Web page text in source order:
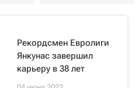
Рекордсмен Евролиги
Янкунас завершил
карьеру в 38 лет